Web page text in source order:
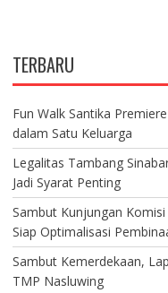
TERBARU
Fun Walk Santika
dalam Satu Keluarga
Legalitas Tambang
Jadi Syarat Penting
Sambut Kunjungan
Siap Optimalisasi
Sambut Kemerdekaan,
TMP Nasluwing